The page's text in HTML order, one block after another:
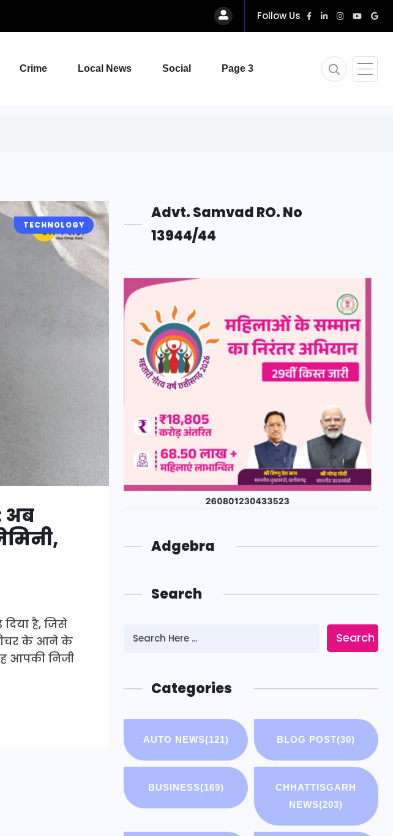
Follow Us
Crime Local News Social Page 3
TECHNOLOGY
अब
है, जिसे
फीचर के आने के
आपकी निजी
Advt. Samvad RO. No
13944/44
Adgebra
Search
Search
Categories
AUTO NEWS(121) BLOG POST(30)
BUSINESS(169)
CHHATTISGARH
NEWS(203)